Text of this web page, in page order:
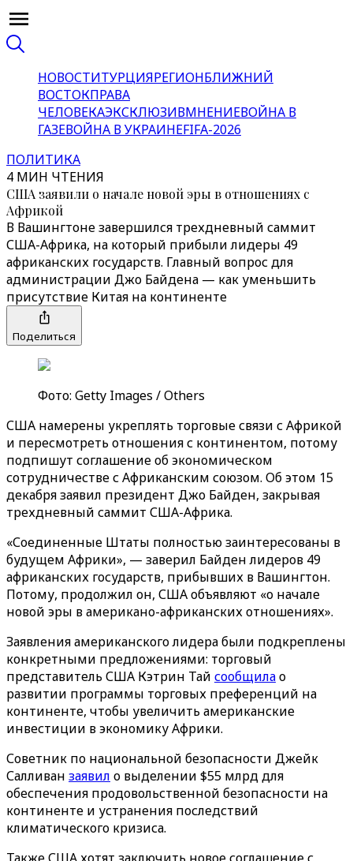
НОВОСТИТУРЦИЯРЕГИОНБЛИЖНИЙ
ВОСТОКПРАВА
ЧЕЛОВЕКАЭКСКЛЮЗИВМНЕНИЕВОЙНА В
ГАЗЕВОЙНА В УКРАИНЕFIFA-2026
ПОЛИТИКА
4 МИН ЧТЕНИЯ
США заявили о начале новой эры в отношениях с
Африкой
В Вашингтоне завершился трехдневный саммит
США-Африка, на который прибыли лидеры 49
африканских государств. Главный вопрос для
администрации Джо Байдена — как уменьшить
присутствие Китая на континенте
Поделиться
Фото: Getty Images / Others
США намерены укреплять торговые связи с Африкой
и пересмотреть отношения с континентом, потому
подпишут соглашение об экономическом
сотрудничестве с Африканским союзом. Об этом 15
декабря заявил президент Джо Байден, закрывая
трехдневный саммит США-Африка.
«Соединенные Штаты полностью заинтересованы в
будущем Африки», — заверил Байден лидеров 49
африканских государств, прибывших в Вашингтон.
Потому, продолжил он, США объявляют «‎о начале
новой эры в американо-африканских отношениях‎».
Заявления американского лидера были подкреплены
конкретными предложениями: торговый
представитель США Кэтрин Тай сообщилао
развитии программы торговых преференций на
континенте, чтобы увеличить американские
инвестиции в экономику Африки.
Советник по национальной безопасности Джейк
Салливан заявил о выделении $55 млрд для
обеспечения продовольственной безопасности на
континенте и устранения последствий
климатического кризиса.